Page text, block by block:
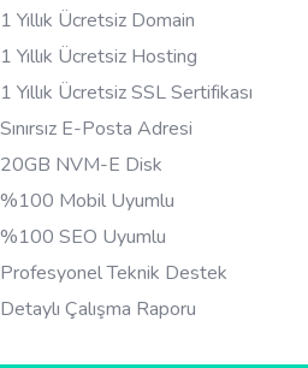
1 Yıllık Ücretsiz Domain
1 Yıllık Ücretsiz Hosting
1 Yıllık Ücretsiz SSL Sertifikası
Sınırsız E-Posta Adresi
20GB NVM-E Disk
%100 Mobil Uyumlu
%100 SEO Uyumlu
Profesyonel Teknik Destek
Detaylı Çalışma Raporu